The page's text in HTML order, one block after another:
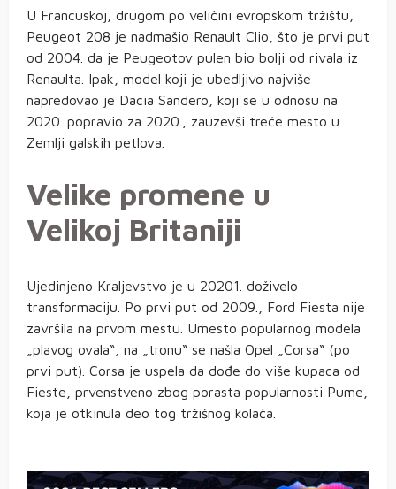
U Francuskoj, drugom po veličini evropskom tržištu,
Peugeot 208 je nadmašio Renault Clio, što je prvi put
od 2004. da je Peugeotov pulen bio bolji od rivala iz
Renaulta. Ipak, model koji je ubedljivo najviše
napredovao je Dacia Sandero, koji se u odnosu na
2020. popravio za 2020., zauzevši treće mesto u
Zemlji galskih petlova.
Velike promene u
Velikoj Britaniji
Ujedinjeno Kraljevstvo je u 20201. doživelo
transformaciju. Po prvi put od 2009., Ford Fiesta nije
završila na prvom mestu. Umesto popularnog modela
„plavog ovala“, na „tronu“ se našla Opel „Corsa“ (po
prvi put). Corsa je uspela da dođe do više kupaca od
Fieste, prvenstveno zbog porasta popularnosti Pume,
koja je otkinula deo tog tržišnog kolača.